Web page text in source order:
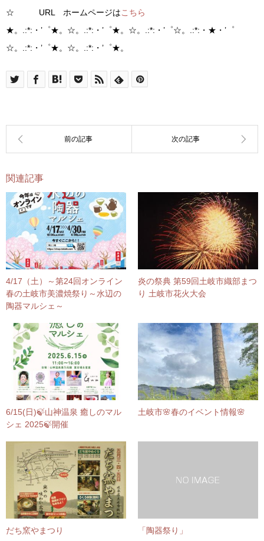
☆ URL ホームページはこちら
★。.:*:・’゜★。☆。.:*:・’゜★。☆。.:*:・’゜☆。.:*:・★・’゜
☆。.:*:・’゜★。☆。.:*:・’゜★。
関連記事
4/17（土）～第24回オンライン
春の土岐市美濃焼祭り～水辺の
陶器マルシェ～
炎の祭典 第59回土岐市織部まつ
り 土岐市花火大会
6/15(日)🍃山神温泉 癒しのマル
シェ 2025🍃開催
土岐市🌸春のイベント情報🌸
だち窯やまつり 「陶器祭り」